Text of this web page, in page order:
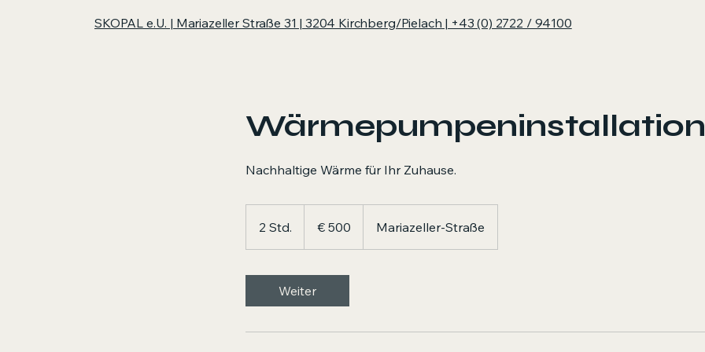
SKOPAL e.U. | Mariazeller Straße 31 | 3204 Kirchberg/Pielach | +43 (0) 2722 / 94100
Wärmepumpeninstallation
Nachhaltige Wärme für Ihr Zuhause.
2 Std.
S
d
.
€ 500 Mariazeller-Straße
Weiter